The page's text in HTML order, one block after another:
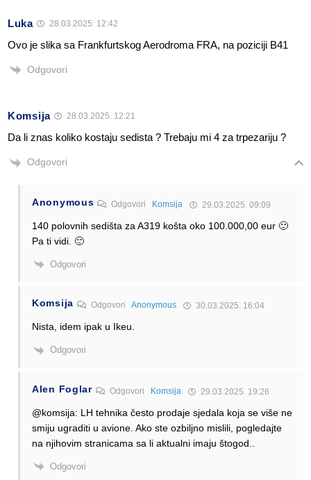
Luka 28.03.2025. 12:42
Ovo je slika sa Frankfurtskog Aerodroma FRA, na poziciji B41
Odgovori
Komsija 28.03.2025. 12:21
Da li znas koliko kostaju sedista ? Trebaju mi 4 za trpezariju ?
Odgovori
Anonymous Odgovori Komsija 29.03.2025. 09:09
140 polovnih sedišta za A319 košta oko 100.000,00 eur 🙂
Pa ti vidi. 🙂
Odgovori
Komsija Odgovori Anonymous 30.03.2025. 16:04
Nista, idem ipak u Ikeu.
Odgovori
Alen Foglar Odgovori Komsija 29.03.2025. 19:26
@komsija: LH tehnika često prodaje sjedala koja se više ne
smiju ugraditi u avione. Ako ste ozbiljno mislili, pogledajte
na njihovim stranicama sa li aktualni imaju štogod..
Odgovori